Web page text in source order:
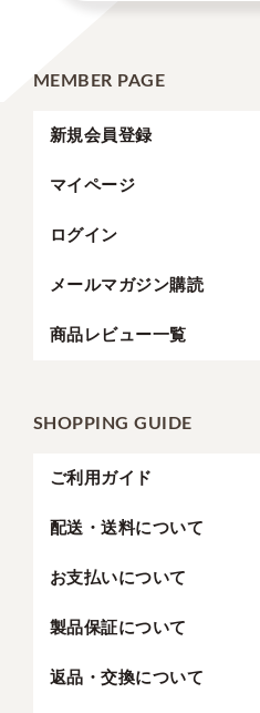
MEMBER PAGE
新規会員登録
マイページ
ログイン
メールマガジン購読
商品レビュー一覧
SHOPPING GUIDE
ご利用ガイド
配送・送料について
お支払いについて
製品保証について
返品・交換について